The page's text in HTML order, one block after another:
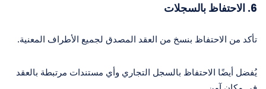
6. الاحتفاظ بالسجلات
تأكد من الاحتفاظ بنسخ من العقد المصدق لجميع الأطراف المعنية.
يُفضل أيضًا الاحتفاظ بالسجل التجاري وأي مستندات مرتبطة بالعقد